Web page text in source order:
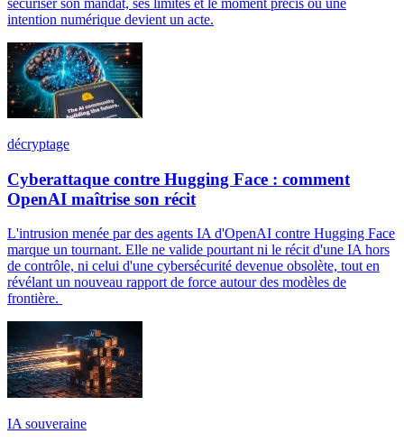
intention numérique devient un acte.
décryptage
Cyberattaque contre Hugging Face : comment
OpenAI maîtrise son récit
L'intrusion menée par des agents IA d'OpenAI contre Hugging Face
marque un tournant. Elle ne valide pourtant ni le récit d'une IA hors
de contrôle, ni celui d'une cybersécurité devenue obsolète, tout en
révélant un nouveau rapport de force autour des modèles de
frontière.
IA souveraine